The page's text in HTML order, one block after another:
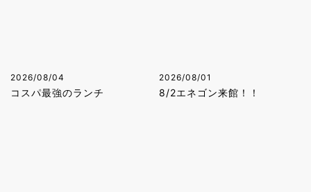
2026/08/04
コスパ最強のランチ
2026/08/01
8/2エネゴン来館！！